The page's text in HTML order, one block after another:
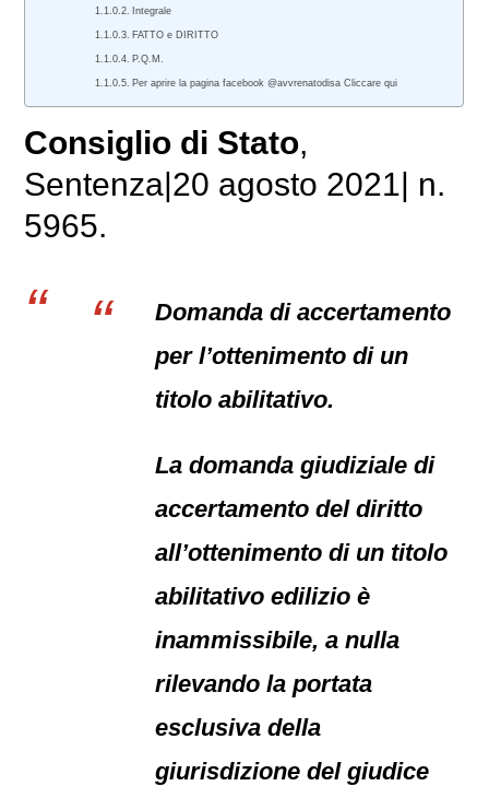
Integrale
FATTO e DIRITTO
P.Q.M.
Per aprire la pagina facebook @avvrenatodisa Cliccare qui
Consiglio di Stato,
Sentenza|20 agosto 2021| n.
5965.
Domanda di accertamento
per l’ottenimento di un
titolo abilitativo.
La domanda giudiziale di
accertamento del diritto
all’ottenimento di un titolo
abilitativo edilizio è
inammissibile, a nulla
rilevando la portata
esclusiva della
giurisdizione del giudice